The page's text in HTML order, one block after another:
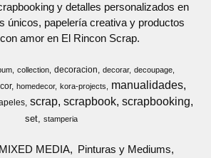
y detalles personalizados en
únicos, papelería creativa y productos
amor en El Rincon Scrap.
collection decoracion decorar
decoupage
homedecor kora-projects manualidades
scrap scrapbook scrapbooking
set stamperia
MIXED MEDIA
Pinturas y Mediums